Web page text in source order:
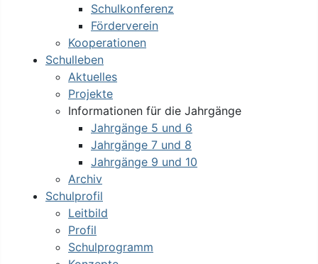
Schulkonferenz
Förderverein
Kooperationen
Schulleben
Aktuelles
Projekte
Informationen für die Jahrgänge
Jahrgänge 5 und 6
Jahrgänge 7 und 8
Jahrgänge 9 und 10
Archiv
Schulprofil
Leitbild
Profil
Schulprogramm